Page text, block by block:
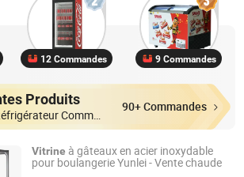
12 Commandes 9 Commandes
Produits
en Congélateur & Réfrigérateur Commercial
90+ Commandes
Vitrine à gâteaux en acier inoxydable
pour boulangerie Yunlei - Vente chaude
Applicance Co., Ltd.